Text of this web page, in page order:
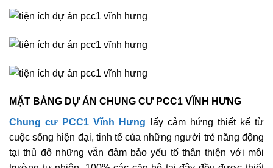
MẶT BẰNG DỰ ÁN CHUNG CƯ PCC1 VĨNH HƯNG
Chung cư PCC1 Vĩnh Hưng lấy cảm hứng thiết kế từ
cuộc sống hiện đại, tinh tế của những người trẻ năng động
tại thủ đô những vẫn đảm bảo yếu tố thân thiện với môi